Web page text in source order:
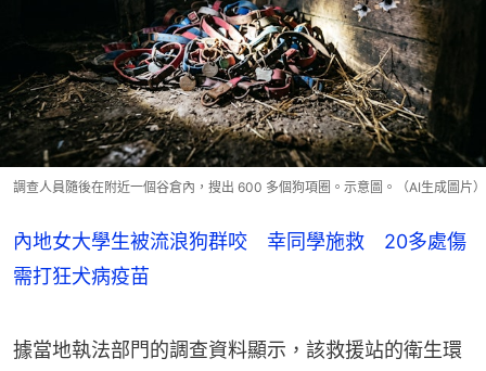
調查人員隨後在附近一個谷倉內，搜出 600 多個狗項圈。示意圖。（AI生成圖片）
內地女大學生被流浪狗群咬 幸同學施救 20多處傷
需打狂犬病疫苗
據當地執法部門的調查資料顯示，該救援站的衛生環